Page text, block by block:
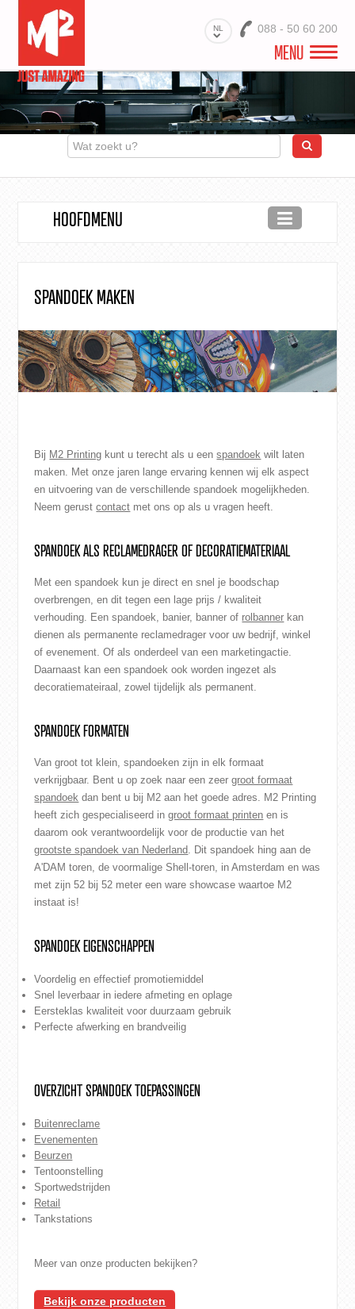
NL 088 - 50 60 200
MENU
WELKOM
BRANCHES
MATERIALEN
OVER ONS
CONTACT
HOOFDMENU
SPANDOEK MAKEN
Bij M2 Printing kunt u terecht als u eenspandoek wilt laten
maken. Met onze jaren lange ervaring kennen wij elk aspect
en uitvoering van de verschillende spandoek mogelijkheden.
Neem gerustcontact met ons op als u vragen heeft.
SPANDOEK ALS RECLAMEDRAGER OF DECORATIEMATERIAAL
Met een spandoek kun je direct en snel je boodschap
overbrengen, en dit tegen een lage prijs / kwaliteit
verhouding. Een spandoek, banier, banner of rolbanner kan
dienen als permanente reclamedrager voor uw bedrijf, winkel
of evenement. Of als onderdeel van een marketingactie.
Daarnaast kan een spandoek ook worden ingezet als
decoratiemateiraal, zowel tijdelijk als permanent.
SPANDOEK FORMATEN
Van groot tot klein, spandoeken zijn in elk formaat
verkrijgbaar. Bent u op zoek naar een zeergroot formaat
spandoek dan bent u bij M2 aan het goede adres. M2 Printing
heeft zich gespecialiseerd ingroot formaat printen en is
daarom ook verantwoordelijk voor de productie van het
grootste spandoek van Nederland. Dit spandoek hing aan de
A'DAM toren, de voormalige Shell-toren, in Amsterdam en was
met zijn 52 bij 52 meter een ware showcase waartoe M2
instaat is!
SPANDOEK EIGENSCHAPPEN
Voordelig en effectief promotiemiddel
Snel leverbaar in iedere afmeting en oplage
Eersteklas kwaliteit voor duurzaam gebruik
Perfecte afwerking en brandveilig
OVERZICHT SPANDOEK TOEPASSINGEN
Buitenreclame
Evenementen
Beurzen
Tentoonstelling
Sportwedstrijden
Retai
Tankstations
Meer van onze producten bekijken?
Bekijk onze producten